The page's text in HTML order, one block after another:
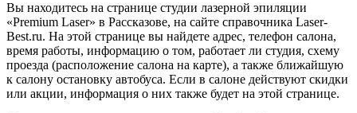
Вы находитесь на странице студии лазерной эпиляции
«Premium Laser» в Рассказове, на сайте справочника Laser-
Best.ru. На этой странице вы найдете адрес, телефон салона,
время работы, информацию о том, работает ли студия, схему
проезда (расположение салона на карте), а также ближайшую
к салону остановку автобуса. Если в салоне действуют скидки
или акции, информация о них также будет на этой странице.